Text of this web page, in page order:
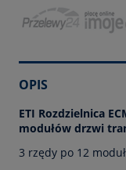
OPIS
ETI Rozdzielnica
modułów drzwi
3 rzędy po 12